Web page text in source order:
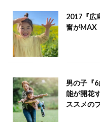
2017『広
奮がMAX
男の子『
能が開花
ススメの